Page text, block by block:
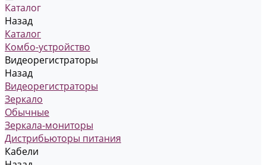
Каталог
Назад
Каталог
Комбо-устройство
Видеорегистраторы
Назад
Видеорегистраторы
Зеркало
Обычные
Зеркала-мониторы
Дистрибьюторы питания
Кабели